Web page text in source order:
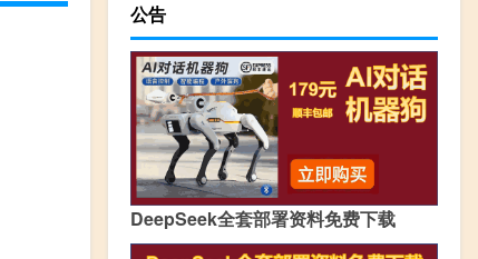
公告
DeepSeek全套部署资料免费下载